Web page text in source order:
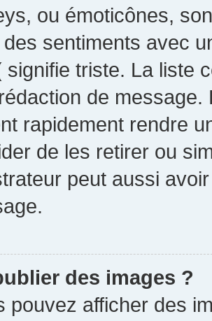
ou émoticônes,
sentiments avec
signifie triste. La liste
de
rapidement rendre
de les retirer ou
peut aussi
des images ?
pouvez afficher des